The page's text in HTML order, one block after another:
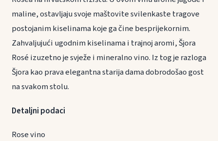
maline, ostavljaju svoje maštovite svilenkaste tragove
postojanim kiselinama koje ga čine besprijekornim.
Zahvaljujući ugodnim kiselinama i trajnoj aromi, Šjora
Rosé izuzetno je svježe i mineralno vino. Iz tog je razloga
Šjora kao prava elegantna starija dama dobrodošao gost
na svakom stolu.
Detaljni podaci
Rose vino